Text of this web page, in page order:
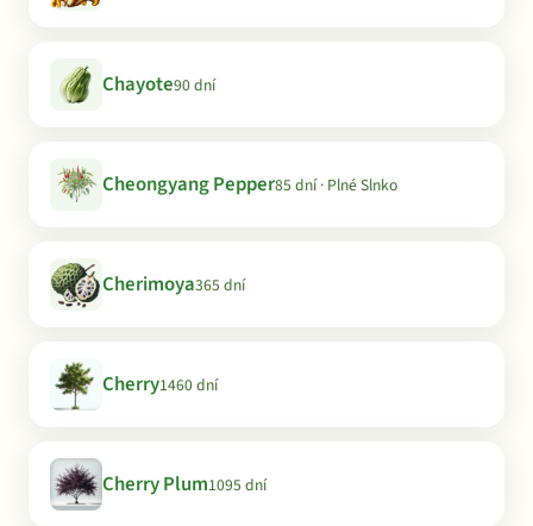
Chayote90 dní
Cheongyang Pepper85 dní · Plné Slnko
Cherimoya365 dní
Cherry1460 dní
Cherry Plum1095 dní